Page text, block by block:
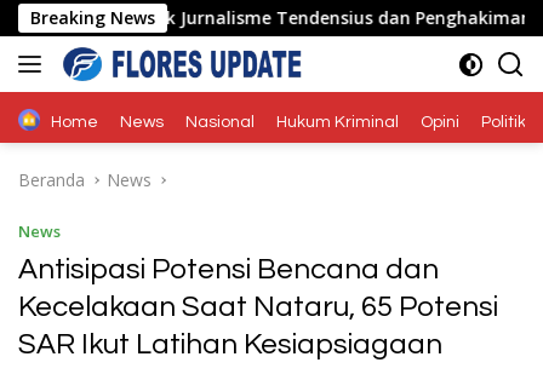
Langsung
ke
konten
Breaking News
Tolak Jurnalisme Tendensius dan Penghakiman
Home News Nasional Hukum Kriminal Opini Politik
Beranda News
News
Antisipasi Potensi Bencana dan
Kecelakaan Saat Nataru, 65 Potensi
SAR Ikut Latihan Kesiapsiagaan